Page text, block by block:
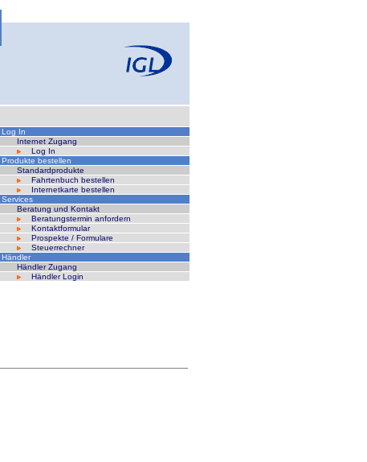
Log In
Internet Zugang
Log In
Produkte bestellen
Standardprodukte
Fahrtenbuch bestellen
Internetkarte bestellen
Services
Beratung und Kontakt
Beratungstermin anfordern
Kontaktformular
Prospekte / Formulare
Steuerrechner
Händler
Händler Zugang
Händler Login